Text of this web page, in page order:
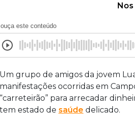
ouça este conteúdo
Um grupo de amigos da jovem
manifestações ocorridas em
“carreteirão” para arrecadar
tem estado de saúde delicado.